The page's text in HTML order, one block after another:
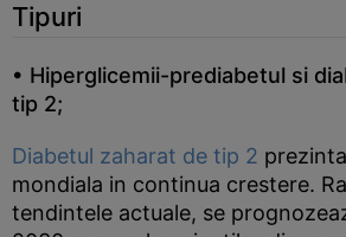
Tipuri
• Hiperglicemii-prediabetul si
tip 2;
Diabetul zaharat de tip 2
mondiala in continua crestere.
tendintele actuale, se